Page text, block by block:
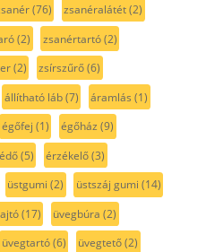
(76) zsanéralátét(2)
(2) zsanértartó(2)
(2) zsírszűrő(6)
állítható láb(7) áramlás (1)
égőfej (1) égőház (9)
(5) érzékelő(3)
üstgumi (2) üstszáj gumi (14)
(17) üvegbúra (2)
üvegtartó(6) üvegtető(2)